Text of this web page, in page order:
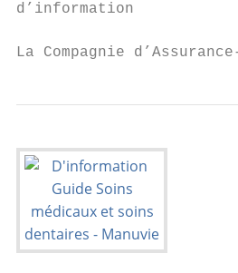
d’information
La Compagnie